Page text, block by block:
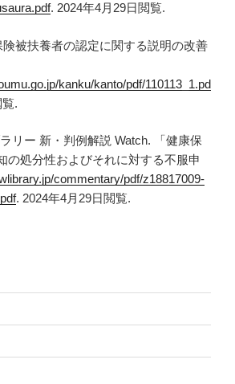
. 2024年4月29日閲覧.
被扶養者の認定に関する説明の改善
kanku/kanto/pdf/110113_1.pd
.
リー 新・判例解説 Watch. 「健康保
の処分性およびそれに対する不服申
commentary/pdf/z18817009-
. 2024年4月29日閲覧.